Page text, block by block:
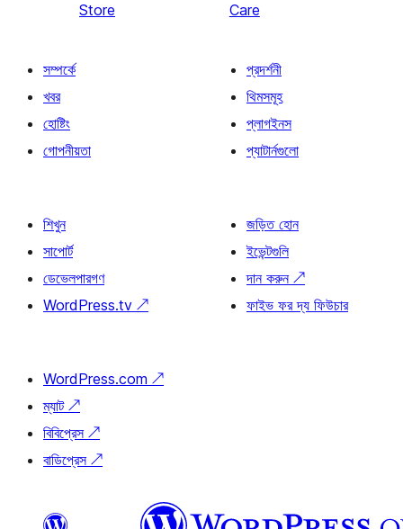
Store
Care
সম্পর্কে
খবর
হোষ্টিং
গোপনীয়তা
প্রদর্শনী
থিমসমূহ
প্লাগইনস
প্যাটার্নগুলো
শিখুন
সাপোর্ট
ডেভেলপারগণ
WordPress.tv ↗
জড়িত হোন
ইভেন্টগুলি
দান করুন ↗
ফাইভ ফর দ্য ফিউচার
WordPress.com ↗
ম্যাট ↗
বিবিপ্রেস ↗
বাডিপ্রেস ↗